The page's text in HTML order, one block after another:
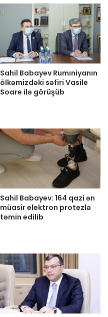
Sahil Babayev Rumıniyanın
ölkəmizdəki səfiri Vasile
Soare ilə görüşüb
Sahil Babayev: 164 qazi ən
müasir elektron protezlə
təmin edilib